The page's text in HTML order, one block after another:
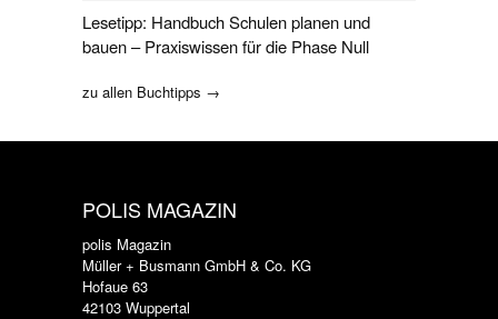
Lesetipp: Handbuch Schulen planen und
bauen – Praxiswissen für die Phase Null
zu allen Buchtipps →
POLIS MAGAZIN
polis Magazin
Müller + Busmann GmbH & Co. KG
Hofaue 63
42103 Wuppertal